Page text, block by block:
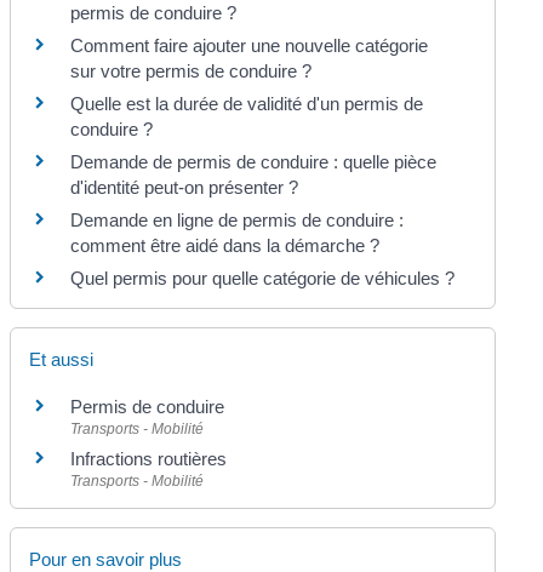
permis de conduire ?
Comment faire ajouter une nouvelle catégorie
sur votre permis de conduire ?
Quelle est la durée de validité d'un permis de
conduire ?
Demande de permis de conduire : quelle pièce
d'identité peut-on présenter ?
Demande en ligne de permis de conduire :
comment être aidé dans la démarche ?
Quel permis pour quelle catégorie de véhicules ?
Et aussi
Permis de conduire
Transports - Mobilité
Infractions routières
Transports - Mobilité
Pour en savoir plus